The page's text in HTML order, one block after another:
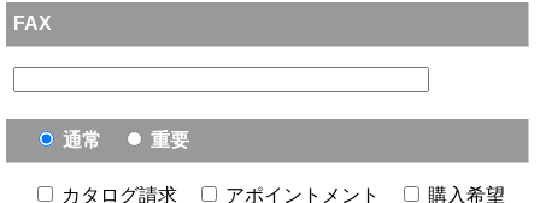
FAX
通常 重要
カタログ請求 アポイントメント
購入希望